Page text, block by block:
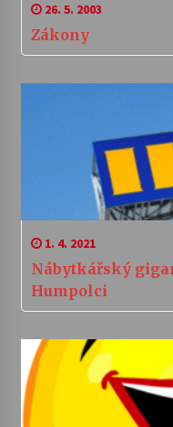
26. 5. 2003
Zákony
1. 4. 2021
Nábytkářský
Humpolci